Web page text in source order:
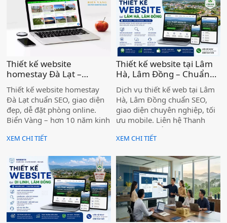
Thiết kế website
homestay Đà Lạt –
Chuẩn SEO, đẹp, hiệu
quả )
Thiết kế website homestay
Đà Lạt chuẩn SEO, giao diện
đẹp, dễ đặt phòng online.
Biển Vàng – hơn 10 năm kinh
Lâm Đồng.
XEM CHI TIẾT
Thiết kế website tại Lâm
Hà, Lâm Đồng – Chuẩn
SEO, Giá Tốt )
Dịch vụ thiết kế web tại Lâm
Hà, Lâm Đồng chuẩn SEO,
giao diện chuyên nghiệp, tối
ưu mobile. Liên hệ Thanh
Sang MOS để được tư vấn
miễn phí ngay hôm nay.
XEM CHI TIẾT